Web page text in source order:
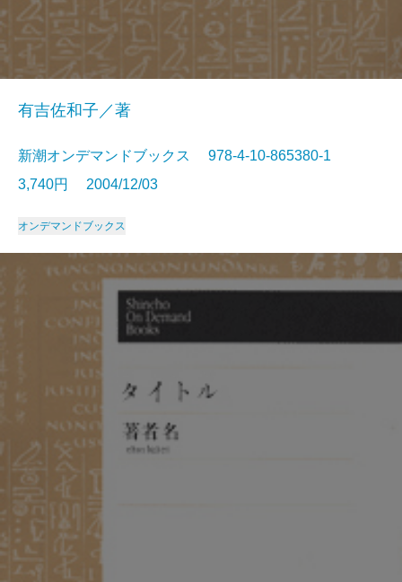
有吉佐和子／著
新潮オンデマンドブックス 978-4-10-865380-1
3,740円 2004/12/03
オンデマンドブックス